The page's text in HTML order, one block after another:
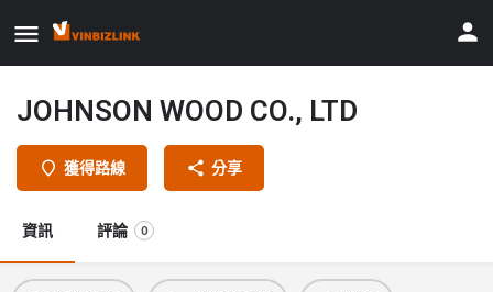
JOHNSON WOOD CO., LTD
獲得路線 分享
資訊 評論 0